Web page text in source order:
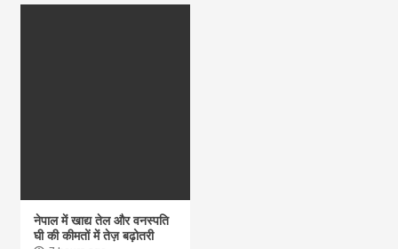
नेपाल में खाद्य तेल और वनस्पति
घी की कीमतों में तेज़ बढ़ोतरी